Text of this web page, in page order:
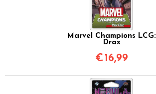
Marvel Champions LCG:
Drax
€ 16,99